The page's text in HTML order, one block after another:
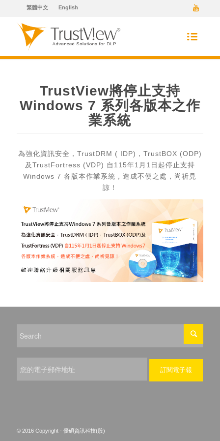
繁體中文 English
TrustView將停止支持
Windows 7 系列各版本之作
業系統
為強化資訊安全，TrustDRM ( IDP)，TrustBOX (ODP)
及TrustFortress (VDP) 自115年1月1日起停止支持
Windows 7 各版本作業系統，造成不便之處，尚祈見
諒！
© 2016 Copyright - 優碩資訊科技(股)